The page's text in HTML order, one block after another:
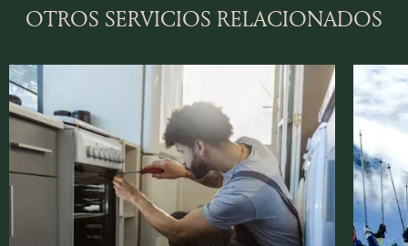
OTROS SERVICIOS RELACIONADOS